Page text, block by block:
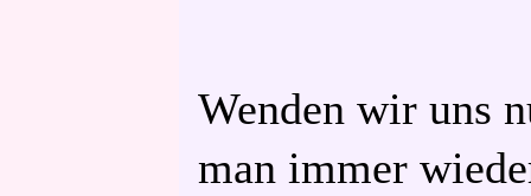
Wenden wir uns
man immer